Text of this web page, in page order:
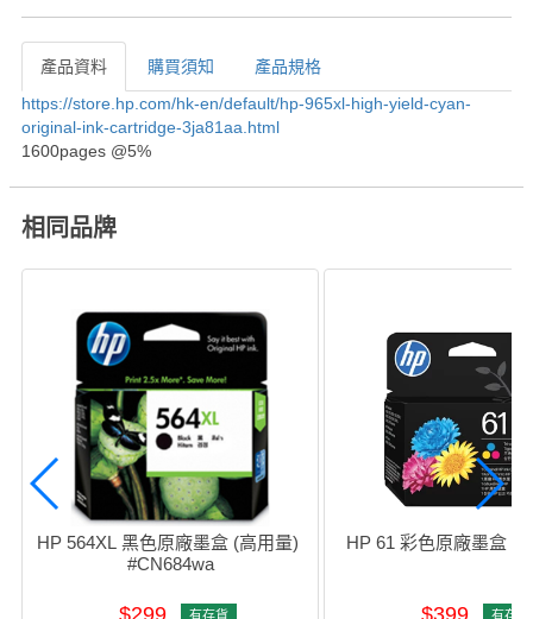
產品資料 購買須知 產品規格
產品資料
https://store.hp.com/hk-en/default/hp-965xl-high-yield-cyan-
original-ink-cartridge-3ja81aa.html
1600pages @5%
相同品牌
HP 564XL 黑色原廠墨盒 (高用量)
#CN684wa
有存貨
HP 61 彩色原廠墨盒
有存貨